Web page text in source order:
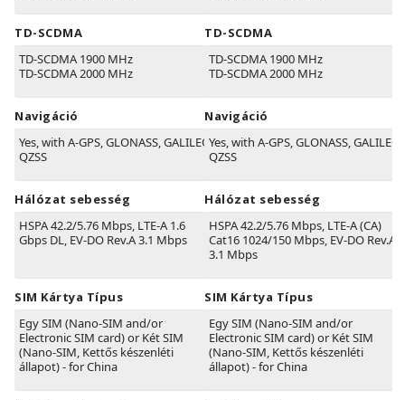
TD-SCDMA
TD-SCDMA 1900 MHz
TD-SCDMA 2000 MHz
Navigáció
Yes, with A-GPS, GLONASS, GALILEO,
QZSS
Hálózat sebesség
HSPA 42.2/5.76 Mbps, LTE-A 1.6
Gbps DL, EV-DO Rev.A 3.1 Mbps
SIM Kártya Típus
Egy SIM (Nano-SIM and/or
Electronic SIM card) or Két SIM
(Nano-SIM, Kettős készenléti
állapot) - for China
TD-SCDMA
TD-SCDMA 1900 MHz
TD-SCDMA 2000 MHz
Navigáció
Yes, with A-GPS, GLONASS, GALILEO,
QZSS
Hálózat sebesség
HSPA 42.2/5.76 Mbps, LTE-A (CA)
Cat16 1024/150 Mbps, EV-DO Rev.A
3.1 Mbps
SIM Kártya Típus
Egy SIM (Nano-SIM and/or
Electronic SIM card) or Két SIM
(Nano-SIM, Kettős készenléti
állapot) - for China